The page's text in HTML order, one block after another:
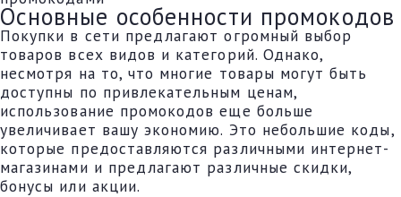
Основные особенности промокодов
Покупки в сети предлагают огромный выбор
товаров всех видов и категорий. Однако,
несмотря на то, что многие товары могут быть
доступны по привлекательным ценам,
использование промокодов еще больше
увеличивает вашу экономию. Это небольшие коды,
которые предоставляются различными интернет-
магазинами и предлагают различные скидки,
бонусы или акции.